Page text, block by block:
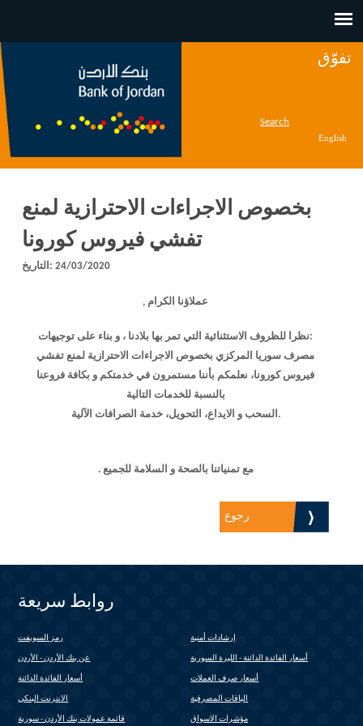
تفوّق
Search
English
بخصوص الاجراءات الاحترازية لمنع
تفشي فيروس كورونا
التاريخ: 24/03/2020
عملاؤنا الكرام ,
:نظرا للظروف الاستثنائية التي تمر بها بلادنا ، و بناء على توجيهات
مصرف سوريا المركزي بخصوص الاجراءات الاحترازية لمنع تفشي
فيروس كورونا، نعلمكم بأننا مستمرون في خدمتكم و بكافة فروعنا
بالنسبة للخدمات التالية
.السحب و الايداع، التحويل، خدمة الصرافات الآلية
مع تمنياتنا بالصحة و السلامة للجميع .
رجوع
روابط سريعة
رمز السويفت إرشادات أمنية
عن بنك الأردن - الأردن أسعار الفائدة الدائنة - الليرة السورية
أسعار الفائدة الدائنة أسعار صرف العملات
الانترنت البنكي الباقات المصرفية
قائمة عمولات بنك الأردن - سورية مؤشرات الاسواق